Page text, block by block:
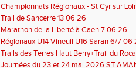
Championnats Régionaux - St Cyr sur
Saran 13/14 06 26
Trail de Sancerre 13 06 26
Marathon de la Liberté à Caen 7 06 26
Régionaux U14 Vineuil U16 Saran 6/7 06
Trails des Terres Haut Berry+Trail du
du Berry 30/31 05 2026
Journées du 23 et 24 mai 2026 ST